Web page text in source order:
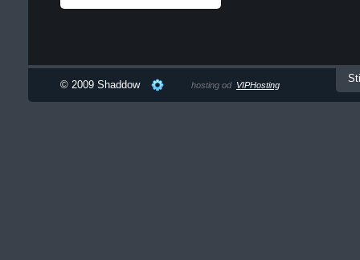
© 2009 Shaddow hosting od VIPHosting